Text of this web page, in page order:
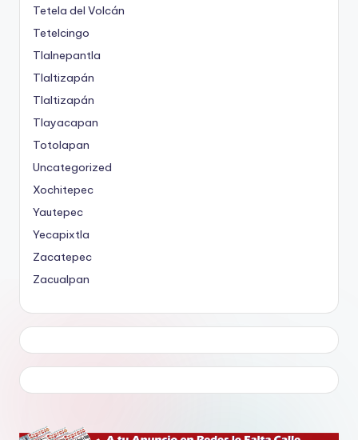
Tetela del Volcán
Tetelcingo
Tlalnepantla
Tlaltizapán
Tlaltizapán
Tlayacapan
Totolapan
Uncategorized
Xochitepec
Yautepec
Yecapixtla
Zacatepec
Zacualpan